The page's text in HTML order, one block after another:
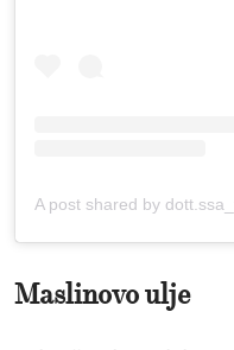
Maslinovo ulje